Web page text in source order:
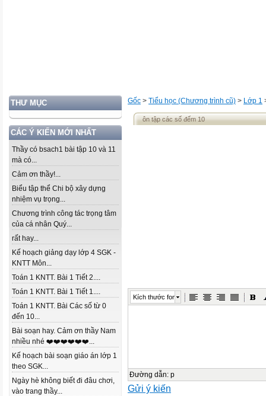
THƯ MỤC
CÁC Ý KIẾN MỚI NHẤT
Thầy có bsach1 bài tập 10 và 11
mà có...
Cảm ơn thầy!...
Biểu tập thể Chi bộ xây dựng
nhiệm vụ trọng...
Chương trình công tác trọng tâm
của cá nhân Quý...
rất hay...
Kế hoạch giảng dạy lớp 4 SGK -
KNTT Môn...
Toán 1 KNTT. Bài 1 Tiết 2....
Toán 1 KNTT. Bài 1 Tiết 1....
Toán 1 KNTT. Bài Các số từ 0
đến 10...
Bài soạn hay. Cảm ơn thầy Nam
nhiều nhé ❤️❤️❤️❤️❤️❤️...
Kế hoạch bài soạn giáo án lớp 1
theo SGK...
Ngày hè không biết đi đâu chơi,
vào trang thầy...
Gốc > Tiểu học (Chương trình cũ) > Lớp 1
ôn tập các số đếm 10
Kích thước font
Đường dẫn: p
Gửi ý kiến